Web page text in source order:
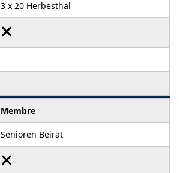
3 x 20 Herbesthal
Membre
Senioren Beirat